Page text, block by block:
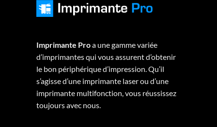
Imprimante Proa une gamme variée
d’imprimantes qui vous assurent d’obtenir
le bon périphérique d’impression. Qu’il
s’agisse d’une imprimante laser ou d’une
imprimante multifonction, vous réussissez
toujours avec nous.